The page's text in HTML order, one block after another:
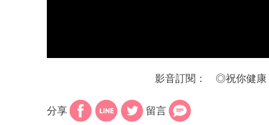
影音訂閱： ◎祝你健康
分享 留言